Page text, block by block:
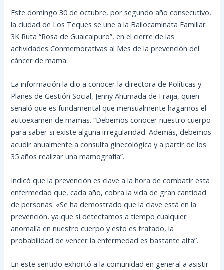
Este domingo 30 de octubre, por segundo año consecutivo,
la ciudad de Los Teques se une a la Bailocaminata Familiar
3K Ruta “Rosa de Guaicaipuro”, en el cierre de las
actividades Conmemorativas al Mes de la prevención del
cáncer de mama.
La información la dio a conocer la directora de Políticas y
Planes de Gestión Social, Jenny Ahumada de Fraija, quien
señaló que es fundamental que mensualmente hagamos el
autoexamende mamas. “Debemos conocer nuestro cuerpo
para saber si existe alguna irregularidad. Además, debemos
acudir anualmente a consulta ginecológica y a partir de los
35 años realizar una mamografía”.
Indicó que la prevención es clave a la hora de combatir esta
enfermedad que, cada año, cobra la vida de gran cantidad
de personas. «Se ha demostrado que la clave está en la
prevención, ya que si detectamos a tiempo cualquier
anomalía en nuestro cuerpo y esto es tratado, la
probabilidad de vencer la enfermedad es bastante alta”.
En este sentido exhortó a la comunidad en general a asistir